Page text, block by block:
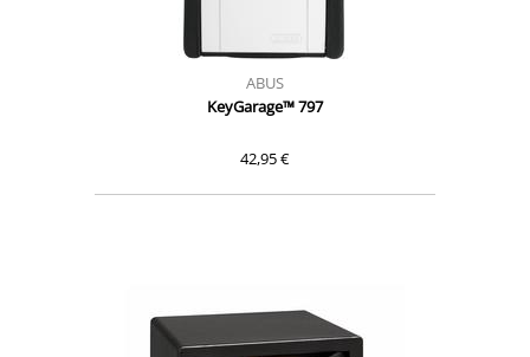
ABUS
KeyGarage™ 797
42,95 €